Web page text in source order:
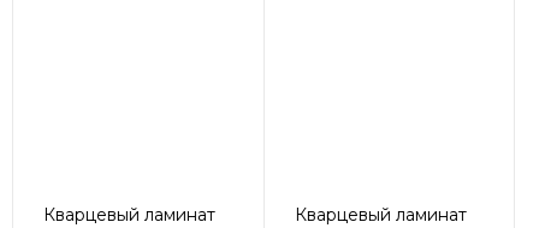
Кварцевый ламинат
Кварцевый ламинат